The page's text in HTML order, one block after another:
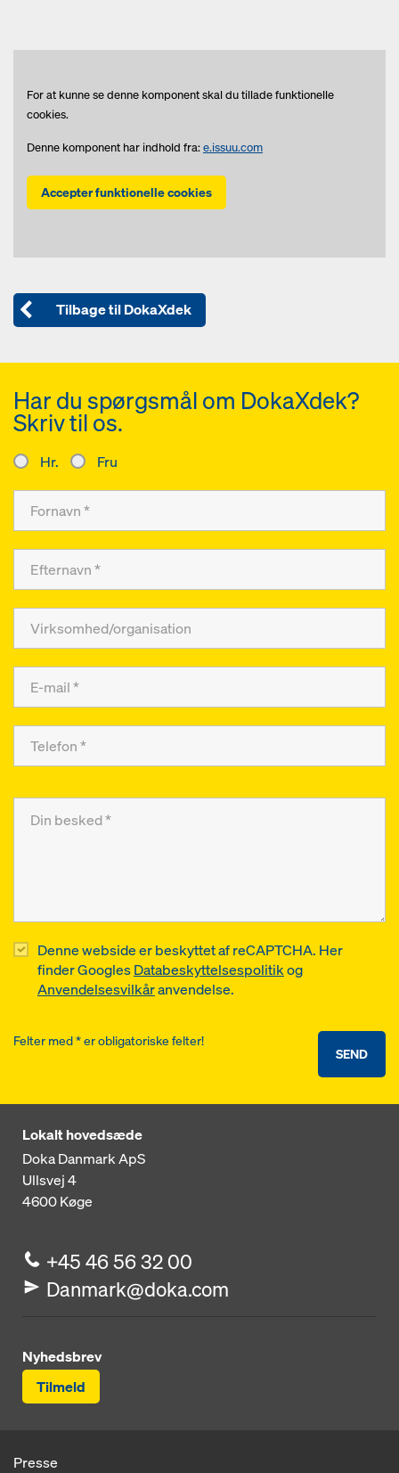
For at kunne se denne komponent skal du tillade funktionelle
cookies.
Denne komponent har indhold fra:e.issuu.com
Accepter funktionelle cookies
Tilbage til DokaXdek
Har du spørgsmål om DokaXdek?
Skriv til os.
Hr. Fru
Denne webside er beskyttet af reCAPTCHA. Her
finder GooglesDatabeskyttelsespolitikog
Anvendelsesvilkåranvendelse.
SEND
Felter med * er obligatoriske felter!
Lokalt hovedsæde
Doka Danmark ApS
Ullsvej 4
4600Køge
+45 46 56 32 00
Danmark@doka.com
Nyhedsbrev
Tilmeld
Presse